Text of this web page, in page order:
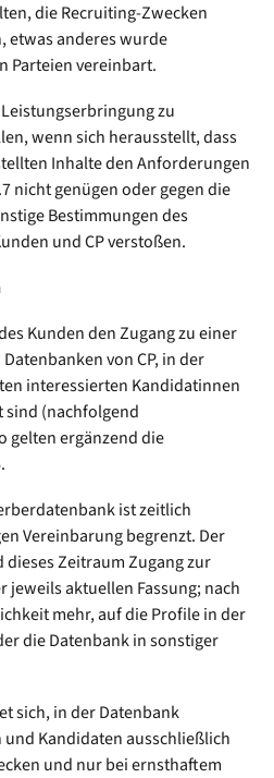
die Recruiting-Zwecken
etwas anderes wurde
Parteien vereinbart.
zu
wenn sich herausstellt, dass
Inhalte den Anforderungen
nicht genügen oder gegen die
Bestimmungen des
und CP verstoßen.
Kunden den Zugang zu einer
von CP, in der
interessierten Kandidatinnen
(nach­folgend
gelten ergänzend die
ist zeitlich
Vereinbarung begrenzt. Der
Zeitraum Zugang zur
aktuellen Fassung; nach
mehr, auf die Profile in der
die Datenbank in sonstiger
sich, in der Datenbank
Kandidaten ausschließlich
und nur bei ernsthaftem